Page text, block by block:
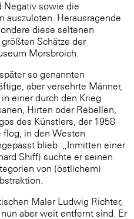
Negativ sowie die
auszuloten. Herausragende
diese seltenen
Schätze der
Morsbroich.
so genannten
aber versehrte Männer,
einer durch den Krieg
Hirten oder Rebellen,
des Künstlers, der 1958
flog, in den Westen
blieb. „Inmitten einer
Shiff) suchte er seinen
von (östlichem)
Maler Ludwig Richter,
aber weit entfernt sind. Er